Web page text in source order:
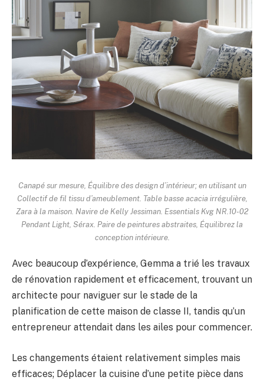
Canapé sur mesure, Équilibre des design d’intérieur; en utilisant un
Collectif de fil tissu d’ameublement. Table basse acacia irrégulière,
Zara à la maison. Navire de Kelly Jessiman. Essentials Kvg NR.10-02
Pendant Light, Sérax . Paire de peintures abstraites, Équilibrez la
conception intérieure.
Avec beaucoup d’expérience, Gemma a trié les travaux
de rénovation rapidement et efficacement, trouvant un
architecte pour naviguer sur le stade de la
planification de cette maison de classe II, tandis qu’un
entrepreneur attendait dans les ailes pour commencer.
Les changements étaient relativement simples mais
efficaces; Déplacer la cuisine d’une petite pièce dans